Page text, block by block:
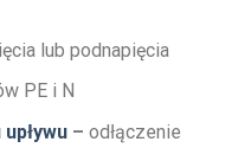
lub podnapięcia
PE i N
– odłączenie